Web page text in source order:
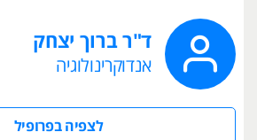
ד"ר ברוך יצחק
אנדוקרינולוגיה
לצפיה בפרופיל